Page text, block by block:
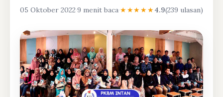
05 Oktober 2022·9 menit baca·★★★★★4.9(239 ulasan)